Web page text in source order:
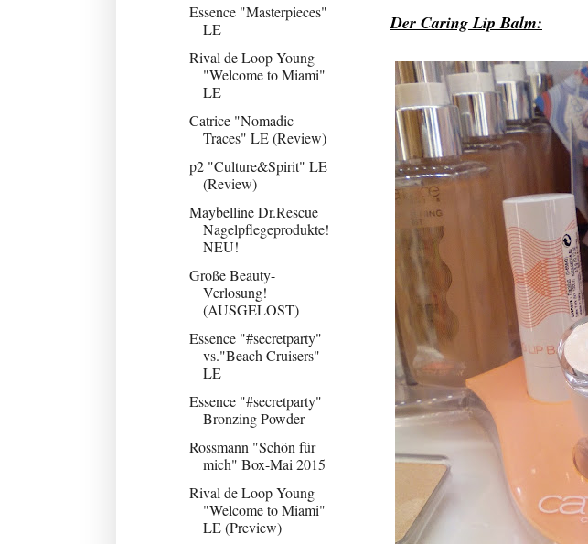
Der Caring Lip Balm:
Essence "Masterpieces"
LE
Rival de Loop Young
"Welcome to Miami"
LE
Catrice "Nomadic
Traces" LE (Review)
p2 "Culture&Spirit" LE
(Review)
Maybelline Dr.Rescue
Nagelpflegeprodukte!
NEU!
Große Beauty-
Verlosung!
(AUSGELOST)
Essence "#secretparty"
vs."Beach Cruisers"
LE
Essence "#secretparty"
Bronzing Powder
Rossmann "Schön für
mich" Box-Mai 2015
Rival de Loop Young
"Welcome to Miami"
LE (Preview)